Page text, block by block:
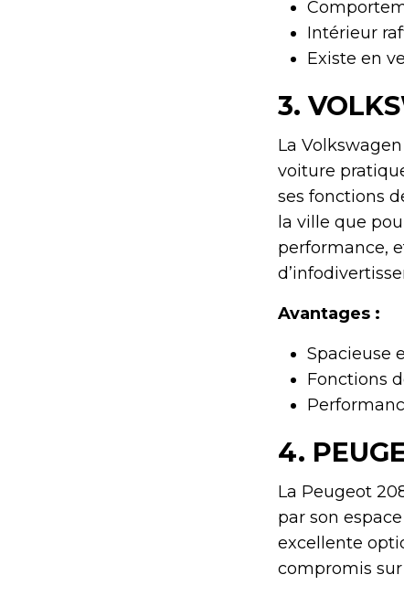
Intérieur
Existe en
3.
La
voiture
ses fonctions
la ville que
performance,
Avantages :
Spacieuse
Fonctions
4.
La Peugeot
par son
excellente
compromis